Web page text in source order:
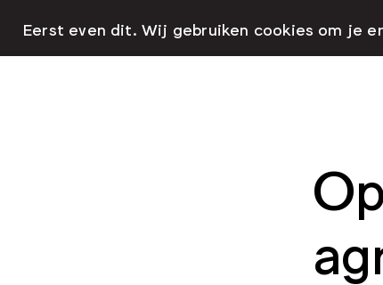
Eerst even dit. Wij gebruiken cookies om je